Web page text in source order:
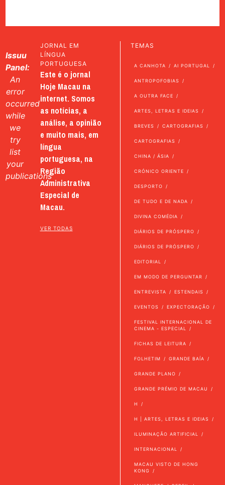
Issuu
Panel:
An
error
occurred
while
we
try
list
your
publications
JORNAL EM
LÍNGUA
PORTUGUESA
Este é o jornal
Hoje Macau na
internet. Somos
as notícias, a
análise, a opinião
e muito mais, em
língua
portuguesa, na
Região
Administrativa
Especial de
Macau.
VER TODAS
TEMAS
A CANHOTA AI PORTUGAL
ANTROPOFOBIAS
A OUTRA FACE
ARTES, LETRAS E IDEIAS
BREVES CARTOGRAFIAS
CARTOGRAFIAS
CHINA / ÁSIA
CRÓNICO ORIENTE
DESPORTO
DE TUDO E DE NADA
DIVINA COMÉDIA
DIÁRIOS DE PRÓSPERO
DIÁRIOS DE PRÓSPERO
EDITORIAL
EM MODO DE PERGUNTAR
ENTREVISTA ESTENDAIS
EVENTOS EXPECTORAÇÃO
FESTIVAL INTERNACIONAL DE
CINEMA - ESPECIAL
FICHAS DE LEITURA
FOLHETIM GRANDE BAÍA
GRANDE PLANO
GRANDE PRÉMIO DE MACAU
H
H | ARTES, LETRAS E IDEIAS
ILUMINAÇÃO ARTIFICIAL
INTERNACIONAL
MACAU VISTO DE HONG
KONG